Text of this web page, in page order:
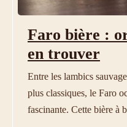
Faro bière :
en trouver
Entre les lambics
plus classiques, le Faro
fascinante. Cette bière à